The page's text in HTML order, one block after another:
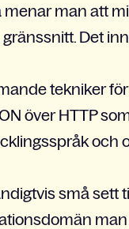
man att
Det
tekniker
över HTTP
och
små sett